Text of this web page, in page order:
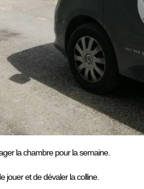
la chambre pour la semaine.
jouer et de dévaler la colline.